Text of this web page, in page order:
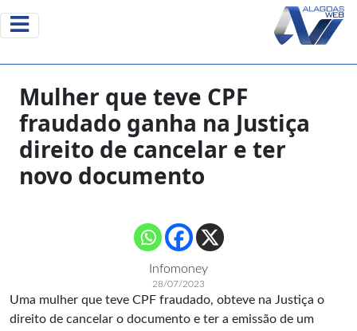
Mulher que teve CPF
fraudado ganha na Justiça
direito de cancelar e ter
novo documento
Infomoney
28/07/2023
Uma mulher que teve CPF fraudado, obteve na Justiça o
direito de cancelar o documento e ter a emissão de um